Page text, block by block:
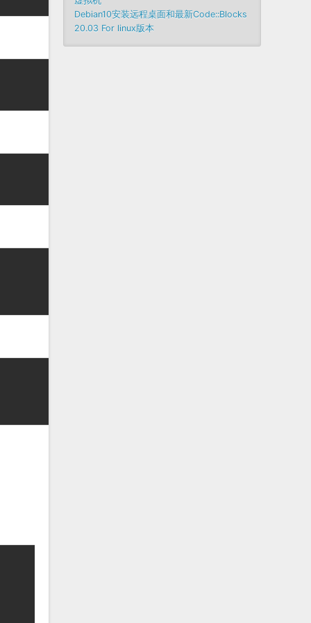
Debian10安装远程桌面和最新Code::Blocks
20.03 For linux版本